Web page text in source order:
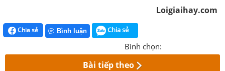
Loigiaihay.com
Chia sẻ Bình luận Chia sẻ
Bình chọn:
Bài tiếp theo